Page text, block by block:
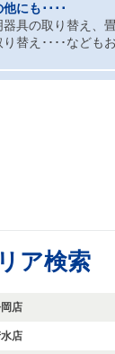
他にも････
器具の取り替え、
替え････なども
ア検索
店
店